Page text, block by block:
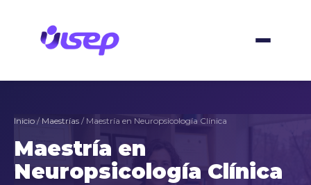
Inicio / Maestrías / Maestría en Neuropsicología Clínica
Maestría en
Neuropsicología Clínica